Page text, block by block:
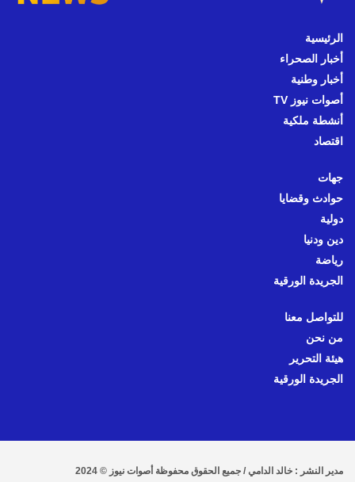
الرئيسية
أخبار الصحراء
أخبار وطنية
أصوات نيوز TV
أنشطة ملكية
اقتصاد
جهات
حوادث وقضايا
دولية
دين ودنيا
رياضة
الجريدة الورقية
للتواصل معنا
من نحن
هيئة التحرير
الجريدة الورقية
مدير النشر : خالد الدامي / جميع الحقوق محفوظة أصوات نيوز © 2024